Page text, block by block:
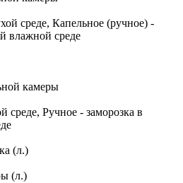
среде, Капельное (ручное) -
влажной среде
камеры
среде, Ручное - заморозка в
(л.)
(л.)